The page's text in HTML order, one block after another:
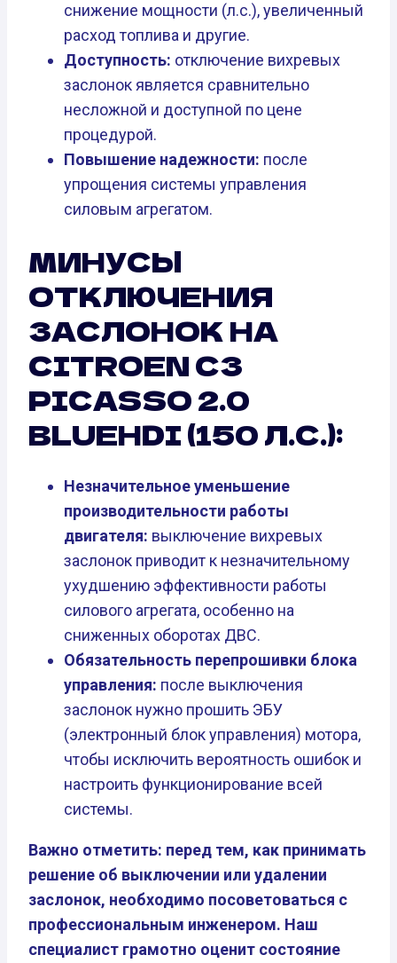
снижение мощности (л.с.), увеличенный
расход топлива и другие.
Доступность: отключение вихревых
заслонок является сравнительно
несложной и доступной по цене
процедурой.
Повышение надежности: после
упрощения системы управления
силовым агрегатом.
МИНУСЫ
ОТКЛЮЧЕНИЯ
ЗАСЛОНОК НА
CITROEN C3
PICASSO 2.0
BLUEHDI (150 Л.С.):
Незначительное уменьшение
производительности работы
двигателя: выключение вихревых
заслонок приводит к незначительному
ухудшению эффективности работы
силового агрегата, особенно на
сниженных оборотах ДВС.
Обязательность перепрошивки блока
управления: после выключения
заслонок нужно прошить ЭБУ
(электронный блок управления) мотора,
чтобы исключить вероятность ошибок и
настроить функционирование всей
системы.
Важно отметить: перед тем, как принимать
решение об выключении или удалении
заслонок, необходимо посоветоваться с
профессиональным инженером. Наш
специалист грамотно оценит состояние